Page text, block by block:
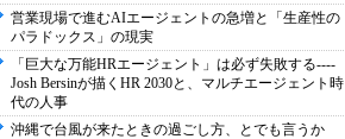
営業現場で進むAIエージェントの急増と「生産性の
パラドックス」の現実
「巨大な万能HRエージェント」は必ず失敗する----
Josh Bersinが描くHR 2030と、マルチエージェント時
代の人事
沖縄で台風が来たときの過ごし方、とでも言うか